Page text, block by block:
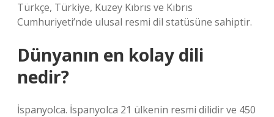
Türkçe, Türkiye, Kuzey Kıbrıs ve Kıbrıs
Cumhuriyeti’nde ulusal resmi dil statüsüne sahiptir.
Dünyanın en kolay dili
nedir?
İspanyolca. İspanyolca 21 ülkenin resmi dilidir ve 450